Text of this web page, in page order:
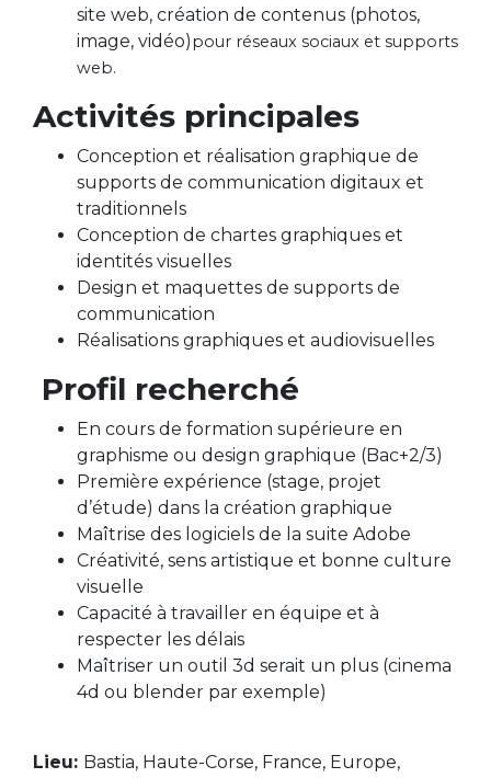
site web, création de contenus (photos,
image, vidéo)pour réseaux sociaux et supports
web.
Activités principales
Conception et réalisation graphique de
supports de communication digitaux et
traditionnels
Conception de chartes graphiques et
identités visuelles
Design et maquettes de supports de
communication
Réalisations graphiques et audiovisuelles
Profil recherché
En cours de formation supérieure en
graphisme ou design graphique (Bac+2/3)
Première expérience (stage, projet
d’étude) dans la création graphique
Maîtrise des logiciels de la suite Adobe
Créativité, sens artistique et bonne culture
visuelle
Capacité à travailler en équipe et à
respecter les délais
Maîtriser un outil 3d serait un plus (cinema
4d ou blender par exemple)
Lieu: Bastia, Haute-Corse, France, Europe,